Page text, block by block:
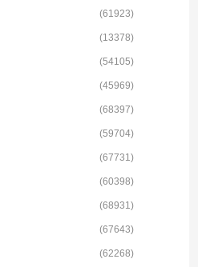
(61923)
(13378)
(54105)
(45969)
(68397)
(59704)
(67731)
(60398)
(68931)
(67643)
(62268)